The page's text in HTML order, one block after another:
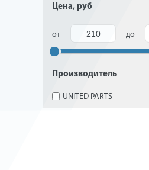
Цена, руб
от до
Производитель
UNITED PARTS